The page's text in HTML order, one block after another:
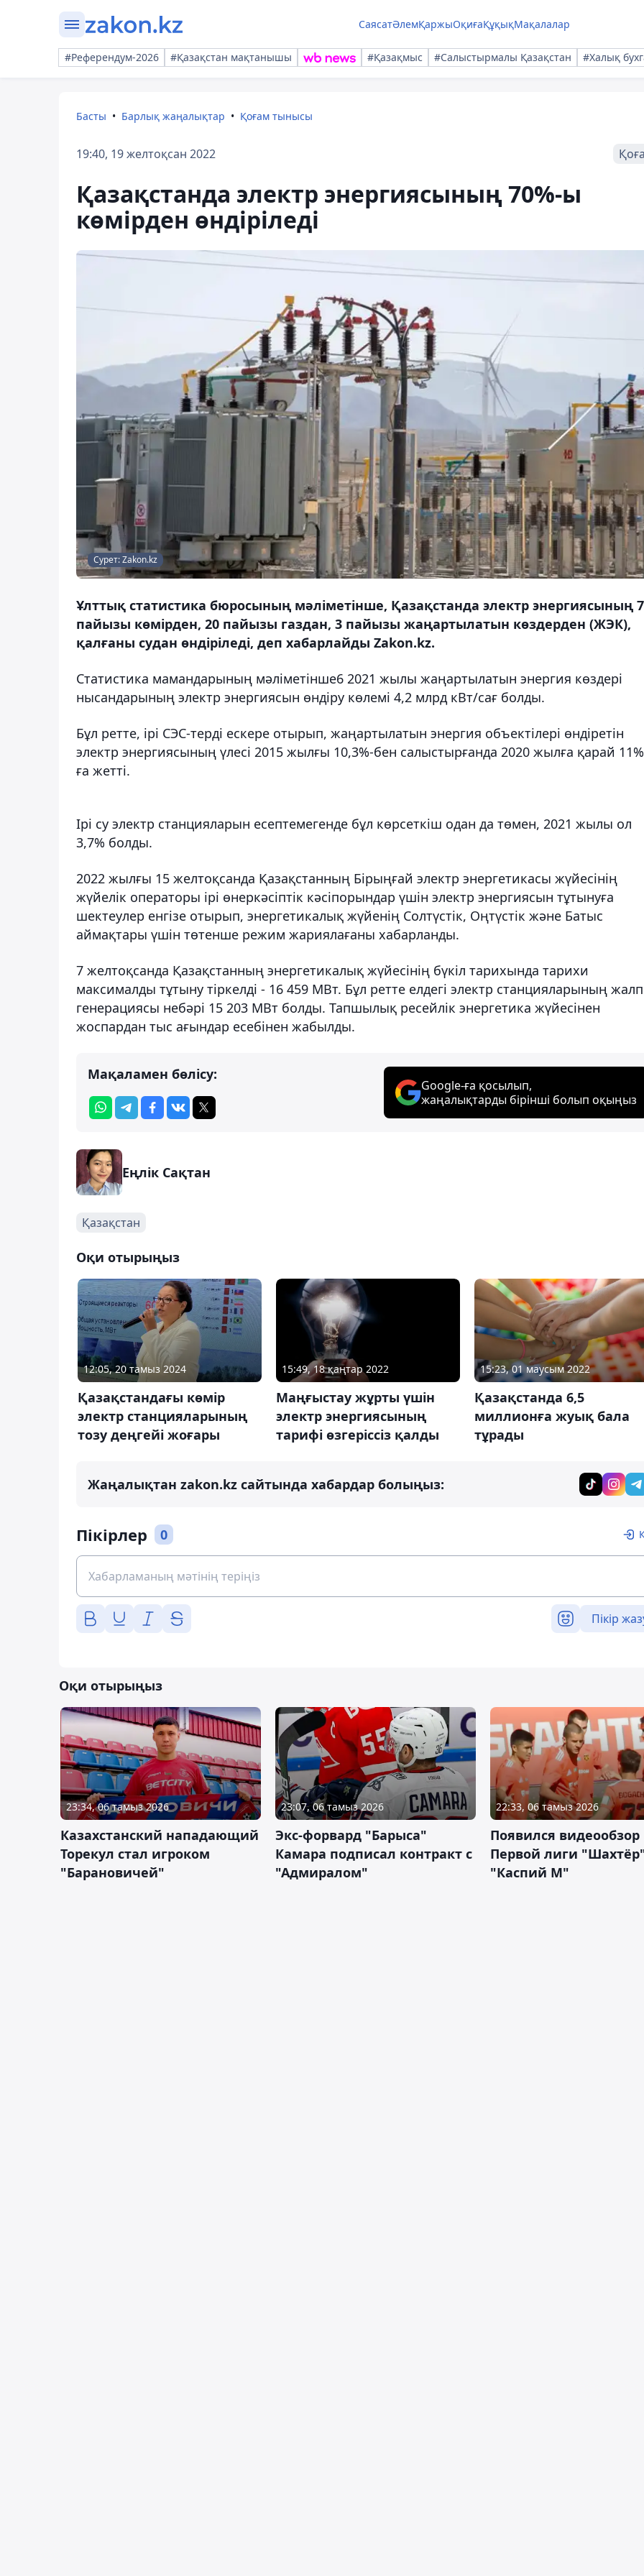
СаясатӘлемҚаржыОқиғаҚұқықМақалалар
#Референдум-2026 #Қазақстан мақтанышы #Қазақмыс #Салыстырмалы Қазақстан #Халық
Басты Барлық жаңалықтар Қоғам тынысы
19:40, 19 желтоқсан 2022
Қазақстанда электр энергиясының 70%-ы
көмірден өндіріледі
Сурет: Zakon.kz
Ұлттық статистика бюросының мәліметінше, Қазақстанда электр энергиясының
пайызы көмірден, 20 пайызы газдан, 3 пайызы жаңартылатын көздерден (ЖЭК),
қалғаны судан өндіріледі, деп хабарлайды Zakon.kz.
Статистика мамандарының мәліметінше6 2021 жылы жаңартылатын энергия көздері
нысандарының электр энергиясын өндіру көлемі 4,2 ​​млрд кВт/сағ болды.
Бұл ретте, ірі СЭС-терді ескере отырып, жаңартылатын энергия объектілері өндіретін
электр энергиясының үлесі 2015 жылғы 10,3%-бен салыстырғанда 2020 жылға қарай
ға жетті.
Ірі су электр станцияларын есептемегенде бұл көрсеткіш одан да төмен, 2021 жылы ол
3,7% болды.
2022 жылғы 15 желтоқсанда Қазақстанның Бірыңғай электр энергетикасы жүйесінің
жүйелік операторы ірі өнеркәсіптік кәсіпорындар үшін электр энергиясын тұтынуға
шектеулер енгізе отырып, энергетикалық жүйенің Солтүстік, Оңтүстік және Батыс
аймақтары үшін төтенше режим жариялағаны хабарланды.
7 желтоқсанда Қазақстанның энергетикалық жүйесінің бүкіл тарихында тарихи
максималды тұтыну тіркелді - 16 459 МВт. Бұл ретте елдегі электр станцияларының
генерациясы небәрі 15 203 МВт болды. Тапшылық ресейлік энергетика жүйесінен
жоспардан тыс ағындар есебінен жабылды.
Мақаламен бөлісу:
Google-ға қосылып,
жаңалықтарды бірінші болып оқыңыз
Еңлік Сақтан
Қазақстан
Оқи отырыңыз
12:05, 20 тамыз 2024
Қазақстандағы көмір
электр станцияларының
тозу деңгейі жоғары
15:49, 18 қаңтар 2022
Маңғыстау жұрты үшін
электр энергиясының
тарифі өзгеріссіз қалды
15:23, 01 маусым 2022
Қазақстанда 6,5
миллионға жуық бала
тұрады
Жаңалықтан zakon.kz сайтында хабардар болыңыз:
Пікірлер 0
Пікір
Оқи отырыңыз
23:34, 06 тамыз 2026
Казахстанский нападающий
Торекул стал игроком
"Барановичей"
23:07, 06 тамыз 2026
Экс-форвард "Барыса"
Камара подписал контракт с
"Адмиралом"
22:33, 06 тамыз 2026
Появился
Первой лиги
"Каспий М"